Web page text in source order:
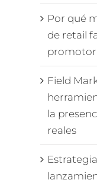
Por qué
de retail
promotor
Field
la
reales